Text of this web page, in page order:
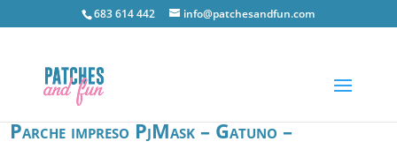
683 614 442 info@patchesandfun.com
Parche impreso PjMask – Gatuno –